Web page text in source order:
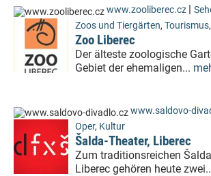
www.zooliberec.cz |
Zoos und Tiergärten, Tourismus,
Zoo Liberec
Der älteste zoologische
Gebiet der ehemaligen...
www.saldovo-
Oper, Kultur
Šalda-Theater, Liberec
Zum traditionsreichen
Liberec gehören heute